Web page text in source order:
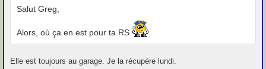
g
e
Salut Greg,
Alors, où ça en est pour ta RS
Elle est toujours au garage. Je la récupère lundi.